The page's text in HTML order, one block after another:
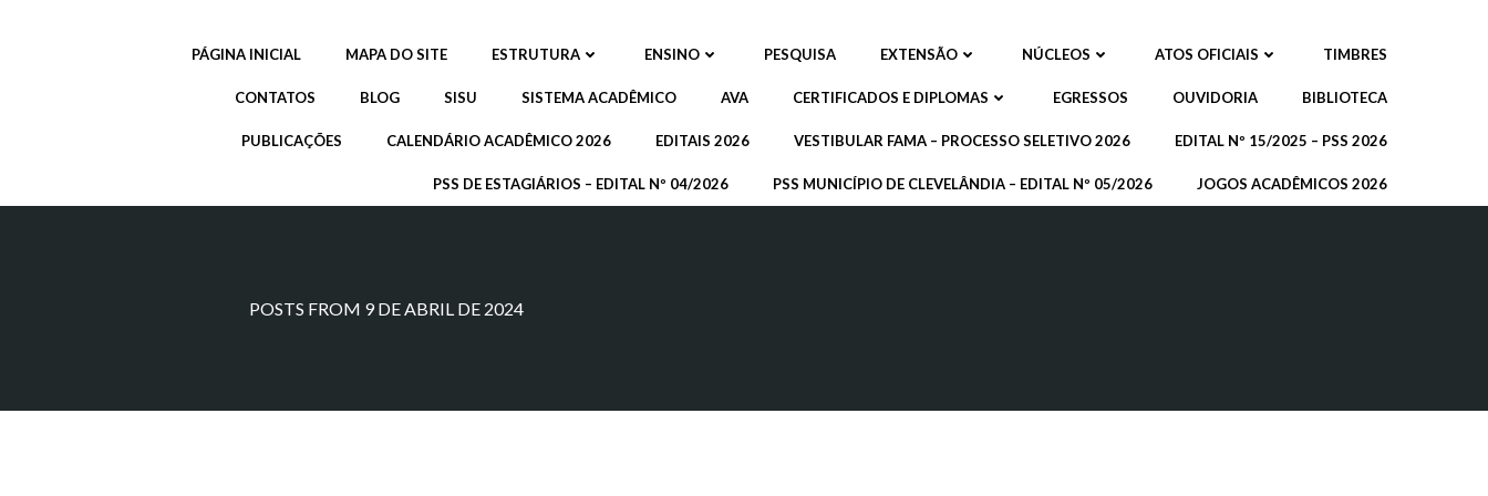
PÁGINA INICIAL MAPA DO SITE ESTRUTURA ENSINO PESQUISA EXTENSÃO NÚCLEOS ATOS OFICIAIS TIMBRES
CONTATOS BLOG SISU SISTEMA ACADÊMICO AVA CERTIFICADOS E DIPLOMAS EGRESSOS OUVIDORIA BIBLIOTECA
PUBLICAÇÕES CALENDÁRIO ACADÊMICO 2026 EDITAIS 2026 VESTIBULAR FAMA – PROCESSO SELETIVO 2026 EDITAL Nº 15/2025 – PSS 2026
PSS DE ESTAGIÁRIOS – EDITAL Nº 04/2026 PSS MUNICÍPIO DE CLEVELÂNDIA – EDITAL Nº 05/2026 JOGOS ACADÊMICOS 2026
POSTS FROM 9 DE ABRIL DE 2024